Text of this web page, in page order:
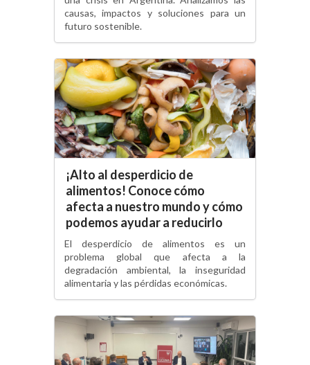
causas, impactos y soluciones para un
futuro sostenible.
¡Alto al desperdicio de
alimentos! Conoce cómo
afecta a nuestro mundo y cómo
podemos ayudar a reducirlo
El desperdicio de alimentos es un
problema global que afecta a la
degradación ambiental, la inseguridad
alimentaria y las pérdidas económicas.